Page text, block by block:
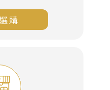
購